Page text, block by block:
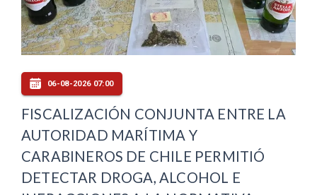
06-08-2026 07:00
FISCALIZACIÓN CONJUNTA ENTRE LA
AUTORIDAD MARÍTIMA Y
CARABINEROS DE CHILE PERMITIÓ
DETECTAR DROGA, ALCOHOL E